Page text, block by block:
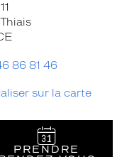
86 81 46
sur la carte
PRENDRE